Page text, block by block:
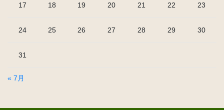
17 18 19 20 21 22 23
24 25 26 27 28 29 30
31
« 7月